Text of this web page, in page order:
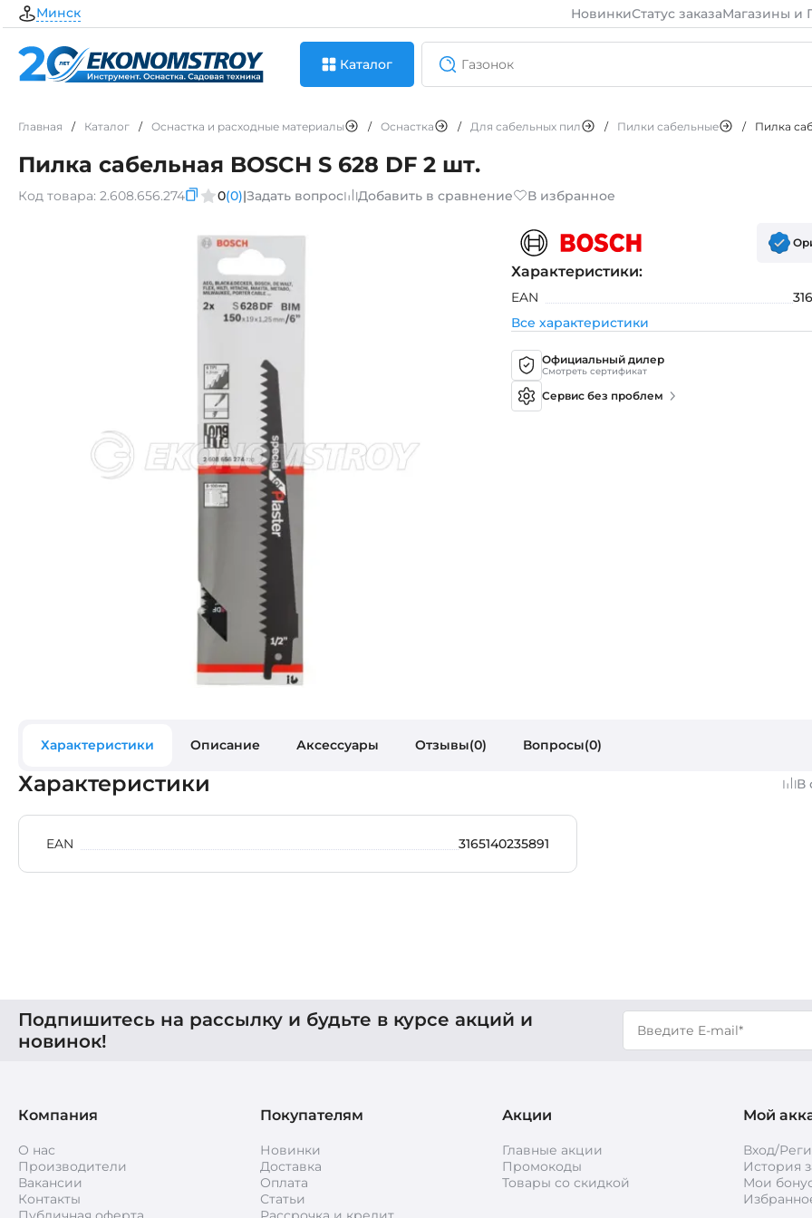
Минск НовинкиСтатус заказаМагазины и
Каталог
Главная / Каталог / Оснастка и расходные материалы / Оснастка / Для сабельных пил / Пилки сабельные / Пилка
Пилка сабельная BOSCH S 628 DF 2 шт.
Код товара: 2.608.656.274 0(0)|Задать вопрос Добавить в сравнение В избранное
Характеристики:
EAN
Все характеристики
Официальный дилер
Смотреть сертификат
Сервис без проблем
Характеристики Описание Аксессуары Отзывы(0) Вопросы(0)
Характеристики В
EAN 3165140235891
Подпишитесь на рассылку и будьте в курсе акций и
новинок!
Компания
О нас
Производители
Вакансии
Контакты
Покупателям
Новинки
Доставка
Оплата
Статьи
Акции
Главные акции
Промокоды
Товары со скидкой
Мой
Вход/
История
Мои